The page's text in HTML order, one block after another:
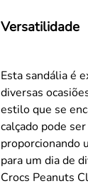
Versatilidade
Esta sandália é
diversas
estilo que se
calçado pode
proporcionando
para um dia de
Crocs Peanuts